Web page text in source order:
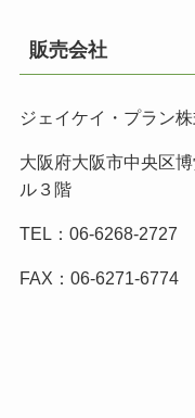
販売会社
ジェイケイ・プラン
大阪府大阪市中央区
ル３階
TEL：06-6268-2727
FAX：06-6271-6774